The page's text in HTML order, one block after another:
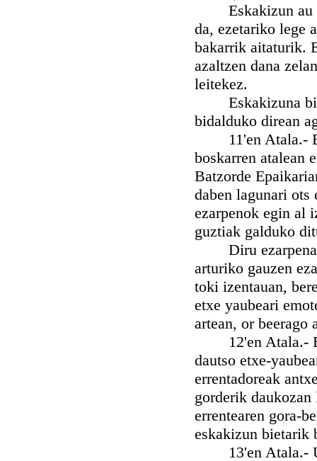
Eskakizun au
da, ezetariko lege
bakarrik aitaturik.
azaltzen dana
leitekez.
Eskakizuna
bidalduko direan
11'en Atala.-
boskarren atalean
Batzorde
daben lagunari ots
ezarpenok egin al
guztiak galduko
Diru ezarpena,
arturiko gauzen
toki izentauan,
etxe yaubeari
artean, or beerago
12'en Atala.-
dautso etxe-
errentadoreak
gorderik
errentearen gora-
eskakizun bietarik
13'en Atala.-